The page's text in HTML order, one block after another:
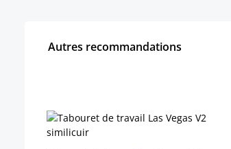
Autres recommandations